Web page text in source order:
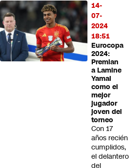
14-
07-
2024
18:51
Eurocopa
2024:
Premian
a Lamine
Yamal
como el
mejor
jugador
joven del
torneo
Con 17
años recién
cumplidos,
el delantero
del